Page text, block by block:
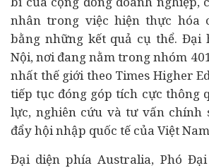
nhân trong việc hiện thực hóa
bằng những kết quả cụ thể. Đại
Nội, nơi đang nằm trong nhóm
nhất thế giới theo Times Higher
tiếp tục đóng góp tích cực thông
lực, nghiên cứu và tư vấn chính
đẩy hội nhập quốc tế của Việt
Đại diện phía Australia, Phó